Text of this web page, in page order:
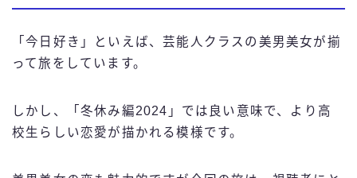
「今日好き」といえば、芸能人クラスの美男美女が揃
って旅をしています。
しかし、「冬休み編2024」では良い意味で、より高
校生らしい恋愛が描かれる模様です。